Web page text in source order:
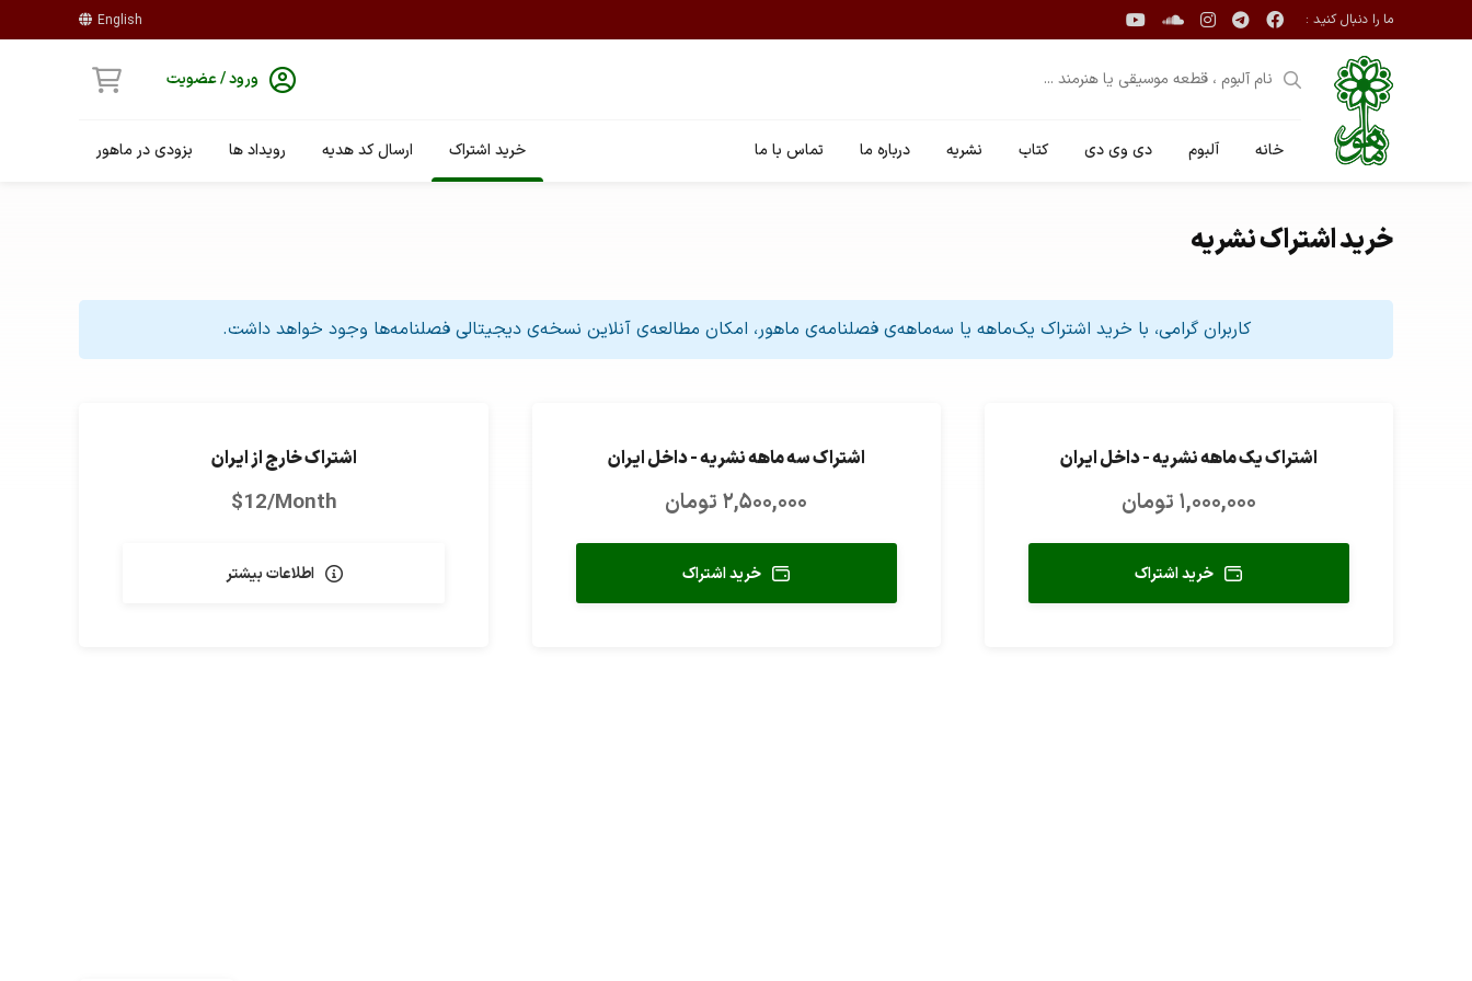
ما را دنبال کنید : English
ورود / عضویت
خانه آلبوم دی وی دی کتاب نشریه درباره ما تماس با ما خرید اشتراک ارسال کد هدیه رویداد ها بزودی در ماهور
خرید اشتراک نشریه
کاربران گرامی، با خرید اشتراک یک‌ماهه یا سه‌ماهه‌ی فصلنامه‌ی ماهور، امکان مطالعه‌ی آنلاین نسخه‌ی دیجیتالی فصلنامه‌ها وجود خواهد داشت.
اشتراک یک ماهه نشریه - داخل ایران
1,000,000 تومان
خرید اشتراک
اشتراک سه ماهه نشریه - داخل ایران
2,500,000 تومان
خرید اشتراک
اشتراک خارج از ایران
$12/Month
اطلاعات بیشتر